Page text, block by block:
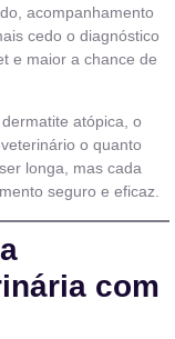
acompanhamento
cedo o diagnóstico
e maior a chance de
atópica, o
o quanto
longa, mas cada
seguro e eficaz.
com